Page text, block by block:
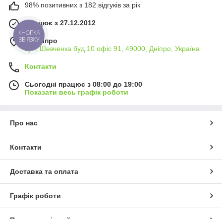
98% позитивних з 182 відгуків за рік
Працює з 27.12.2012
м. Дніпро
вул. Шевченка буд.10 офіс 91, 49000, Дніпро, Україна
Контакти
Сьогодні працює з 08:00 до 19:00
Показати весь графік роботи
Про нас
Контакти
Доставка та оплата
Графік роботи
КНОПКА
ЗВ'ЯЗКУ